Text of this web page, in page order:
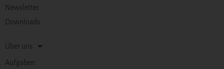
Newsletter
Downloads
Über uns
Aufgaben